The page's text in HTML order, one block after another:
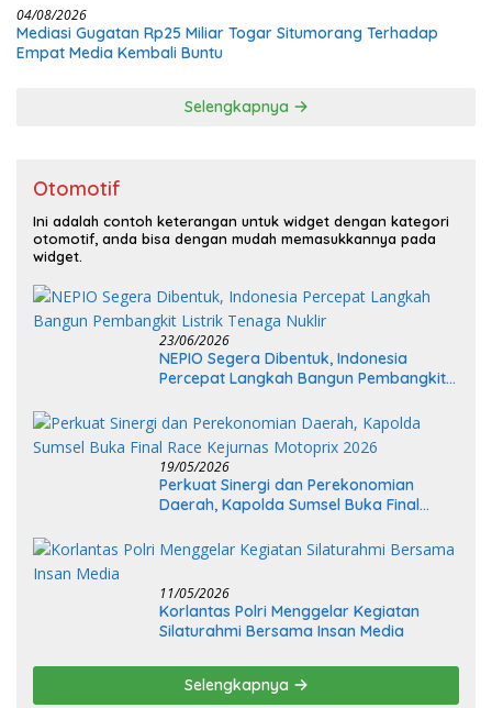
04/08/2026
Mediasi Gugatan Rp25 Miliar Togar Situmorang Terhadap
Empat Media Kembali Buntu
Selengkapnya
Otomotif
Ini adalah contoh keterangan untuk widget dengan kategori
otomotif, anda bisa dengan mudah memasukkannya pada
widget.
23/06/2026
NEPIO Segera Dibentuk, Indonesia
Percepat Langkah Bangun Pembangkit
19/05/2026
Perkuat Sinergi dan Perekonomian
Daerah, Kapolda Sumsel Buka Final
11/05/2026
Korlantas Polri Menggelar Kegiatan
Silaturahmi Bersama Insan Media
Selengkapnya